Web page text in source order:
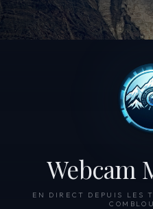
Webcam
EN DIRECT DEPUIS LES